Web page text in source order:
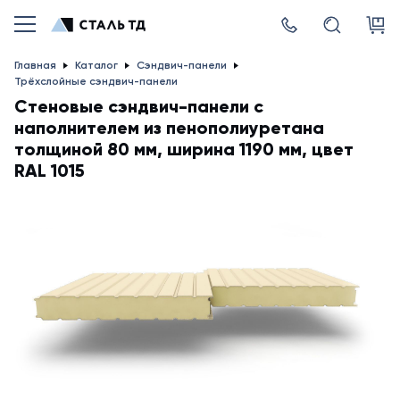
Главная Каталог
Сэндвич-панели
Трёхслойные сэндвич-панели
Стеновые сэндвич-панели с
наполнителем из пенополиуретана
толщиной 80 мм, ширина 1190 мм, цвет
RAL 1015